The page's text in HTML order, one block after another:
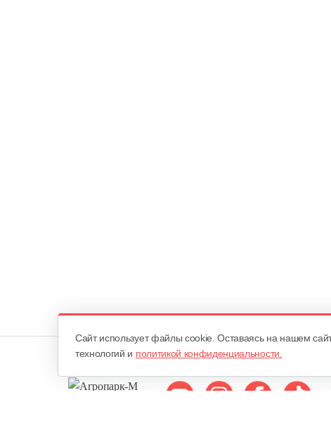
Cайт использует файлы cookie. Оставаясь на нашем
технологий и политикой конфиденциальности.